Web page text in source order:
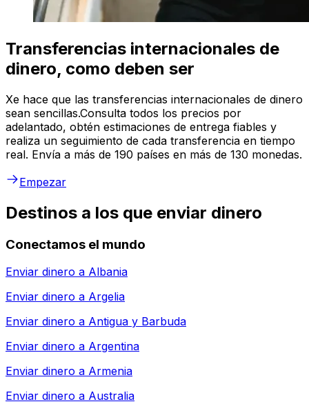
Transferencias internacionales de
dinero, como deben ser
Xe hace que las transferencias internacionales de dinero
sean sencillas.Consulta todos los precios por
adelantado, obtén estimaciones de entrega fiables y
realiza un seguimiento de cada transferencia en tiempo
real. Envía a más de 190 países en más de 130 monedas.
Empezar
Destinos a los que enviar dinero
Conectamos el mundo
Enviar dinero a Albania
Enviar dinero a Argelia
Enviar dinero a Antigua y Barbuda
Enviar dinero a Argentina
Enviar dinero a Armenia
Enviar dinero a Australia